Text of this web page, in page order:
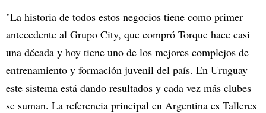
"La historia de todos estos negocios tiene como primer
antecedente al Grupo City, que compró Torque hace casi
una década y hoy tiene uno de los mejores complejos de
entrenamiento y formación juvenil del país. En Uruguay
este sistema está dando resultados y cada vez más clubes
se suman. La referencia principal en Argentina es Talleres